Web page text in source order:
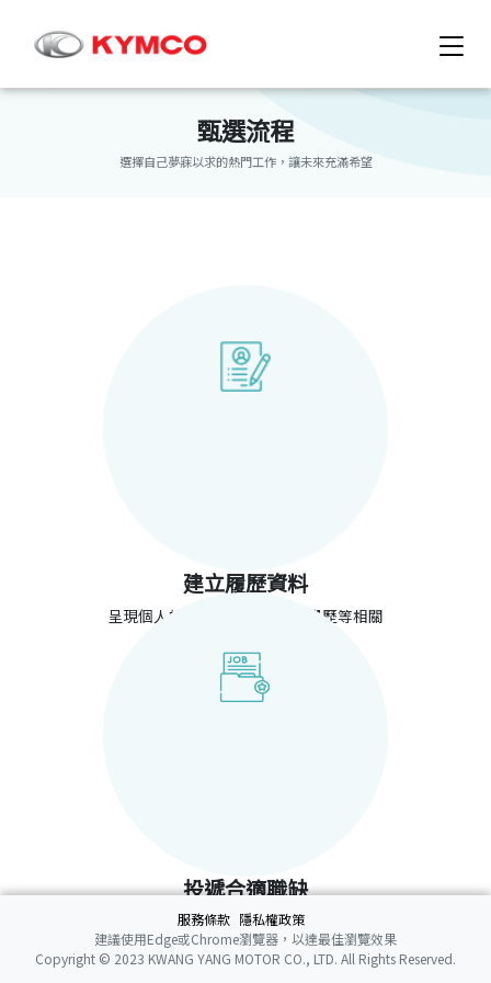
甄選流程
選擇自己夢寐以求的熱門工作，讓未來充滿希望
建立履歷資料
呈現個人的工作經歷、能力和學歷等相關
投遞合適職缺
根據職務需求、適合技能，經驗來投遞職
缺
服務條款 隱私權政策
建議使用Edge或Chrome瀏覽器，以達最佳瀏覽效果
Copyright © 2023 KWANG YANG MOTOR CO., LTD. All Rights Reserved.